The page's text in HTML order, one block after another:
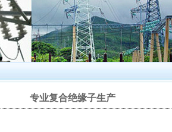
专业复合绝缘子生产